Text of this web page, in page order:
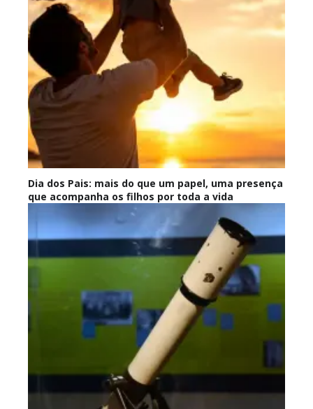
Dia dos Pais: mais do que um papel, uma presença
que acompanha os filhos por toda a vida